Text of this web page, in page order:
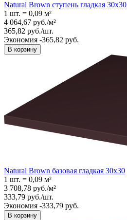
Natural Brown ступень гладкая 30x30
1 шт. = 0,09 м²
4 064,67 руб./м²
365,82 руб./шт.
Экономия -365,82 руб.
В корзину
Natural Brown базовая гладкая 30x30
1 шт. = 0,09 м²
3 708,78 руб./м²
333,79 руб./шт.
Экономия -333,79 руб.
В корзину